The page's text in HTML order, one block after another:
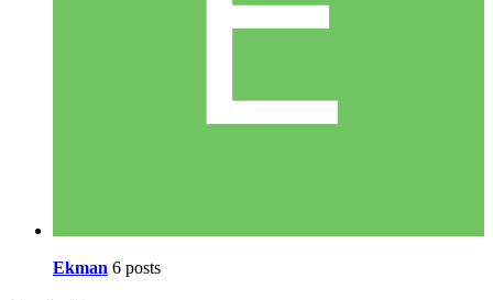
Ekman 6 posts